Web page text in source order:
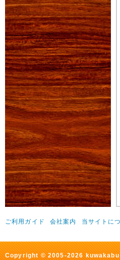
ご利用ガイド 会社案内 当サイトに
Copyright © 2005-2026